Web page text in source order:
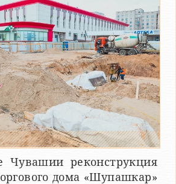
Чувашии реконструкция
дома «Шупашкар»